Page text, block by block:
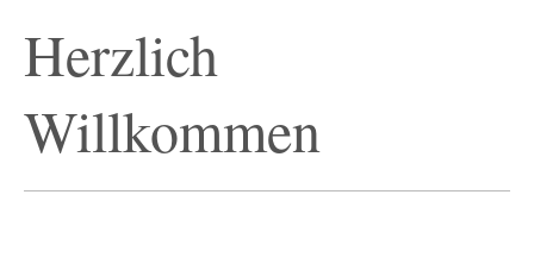
Herzlich
Willkommen